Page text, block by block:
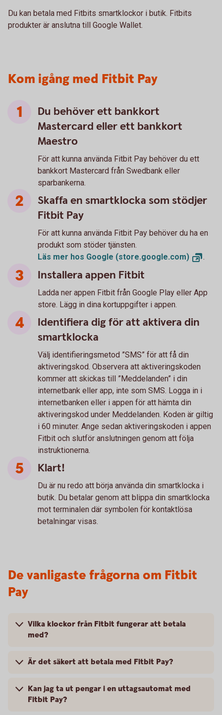
Du kan betala med Fitbits smartklockor i butik. Fitbits
produkter är anslutna till Google Wallet.
Kom igång med Fitbit Pay
Du behöver ett bankkort
Mastercard eller ett bankkort
Maestro
För att kunna använda Fitbit Pay behöver du ett
bankkort Mastercard från Swedbank eller
sparbankerna.
Skaffa en smartklocka som stödjer
Fitbit Pay
För att kunna använda Fitbit Pay behöver du ha en
produkt som stöder tjänsten.
Läs mer hos Google (store.google.com) .
Installera appen Fitbit
Ladda ner appen Fitbit från Google Play eller App
store. Lägg in dina kortuppgifter i appen.
Identifiera dig för att aktivera din
smartklocka
Välj identifieringsmetod ”SMS” för att få din
aktiveringskod. Observera att aktiveringskoden
kommer att skickas till ”Meddelanden” i din
internetbank eller app, inte som SMS. Logga in i
internetbanken eller i appen för att hämta din
aktiveringskod under Meddelanden. Koden är giltig
i 60 minuter. Ange sedan aktiveringskoden i appen
Fitbit och slutför anslutningen genom att följa
instruktionerna.
Klart!
Du är nu redo att börja använda din smartklocka i
butik. Du betalar genom att blippa din smartklocka
mot terminalen där symbolen för kontaktlösa
betalningar visas.
De vanligaste frågorna om Fitbit
Pay
Vilka klockor från Fitbit fungerar att betala
med?
Är det säkert att betala med Fitbit Pay?
Kan jag ta ut pengar i en uttagsautomat med
Fitbit Pay?